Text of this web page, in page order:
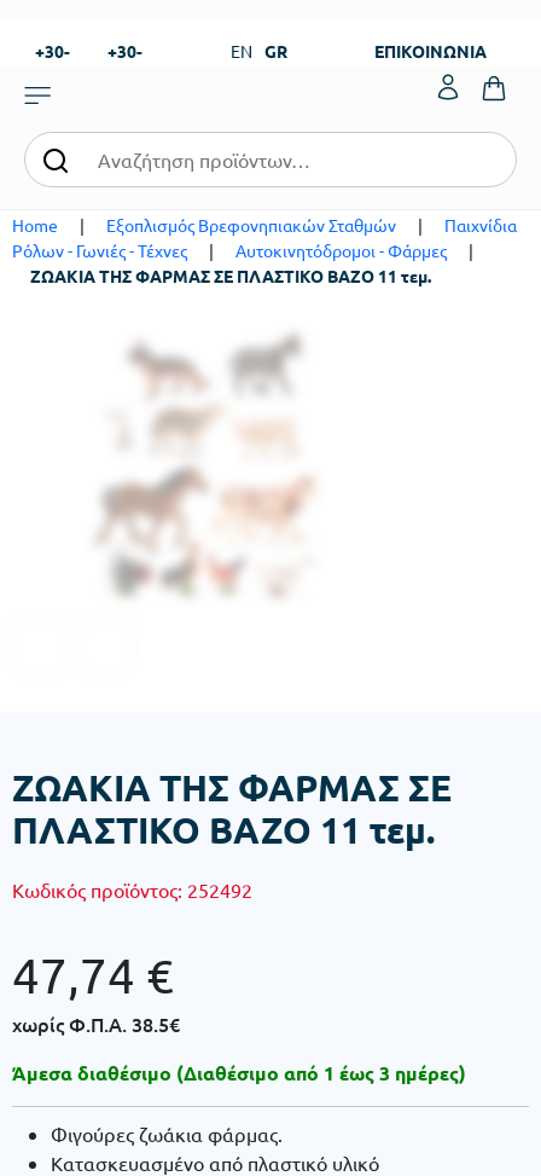
+30-
99273
+30-
EN GR ΕΠΙΚΟΙΝΩΝΙΑ
Home | Εξοπλισμός Βρεφονηπιακών Σταθμών |
Παιχνίδια
Ρόλων - Γωνιές - Τέχνες
| Αυτοκινητόδρομοι - Φάρμες
|
ΖΩΑΚΙΑ ΤΗΣ ΦΑΡΜΑΣ ΣΕ ΠΛΑΣΤΙΚΟ ΒΑΖΟ 11 τεμ.
ΖΩΑΚΙΑ ΤΗΣ ΦΑΡΜΑΣ ΣΕ
ΠΛΑΣΤΙΚΟ ΒΑΖΟ 11 τεμ.
Κωδικός προϊόντος: 252492
47,74 €
χωρίς Φ.Π.Α.38.5€
Άμεσα διαθέσιμο (Διαθέσιμο από 1 έως 3 ημέρες)
Φιγούρες ζωάκια φάρμας.
Κατασκευασμένο από πλαστικό υλικό